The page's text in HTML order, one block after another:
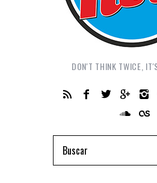
DON'T THINK TWICE,